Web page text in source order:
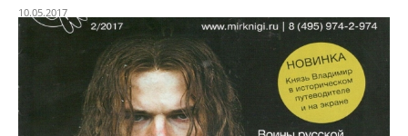
10.05.2017